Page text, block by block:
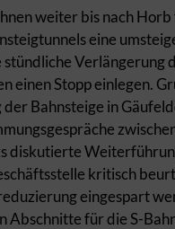
weiter bis nach
eine
Verlängerung
einen Stopp einlegen.
Bahnsteige in
diskutierte
kritisch
eingespart
für die S-